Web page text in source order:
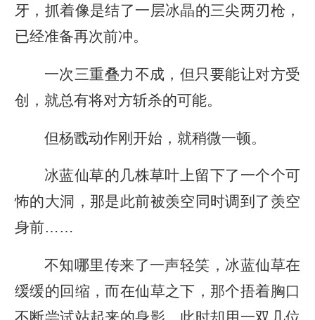
牙，抓着像是结了一层冰晶的三尖两刃枪，
已经准备再次前冲。
一次三重叠力不成，但只要能让对方受
创，就总有将对方斩杀的可能。
但杨戬动作刚开始，就稍微一顿。
冰蓝仙草的几株草叶上留下了一个个可
怖的大洞，那是此前被羡空同时调到了羡空
身前……
不知哪里传来了一声轻笑，冰蓝仙草在
缓缓的回缩，而在仙草之下，那个捂着胸口